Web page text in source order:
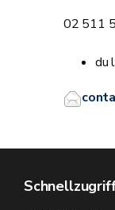
02 511
du